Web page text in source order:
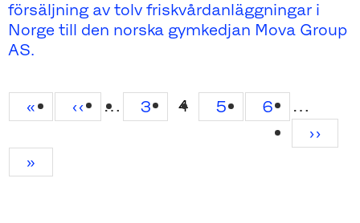
försäljning av tolv friskvårdanläggningar i
Norge till den norska gymkedjan Mova Group
AS.
First
page
«
Previous
page
‹‹ … Page
3
Current
page
4 Page
5 Page
6 …
Next
page
››
Last
page
»